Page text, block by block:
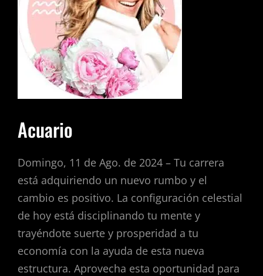
Acuario
Domingo, 11 de Ago. de 2024 – Tu carrera
está adquiriendo un nuevo rumbo y el
cambio es positivo. La configuración celestial
de hoy está disciplinando tu mente y
trayéndote suerte y prosperidad a tu
economía con la ayuda de esta nueva
estructura. Aprovecha esta oportunidad para